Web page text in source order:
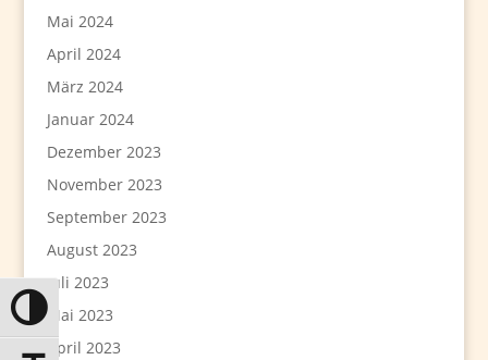
Umschalten auf hohe Kontraste
Mai 2024
April 2024
März 2024
Januar 2024
Dezember 2023
November 2023
September 2023
August 2023
Juli 2023
Mai 2023
April 2023